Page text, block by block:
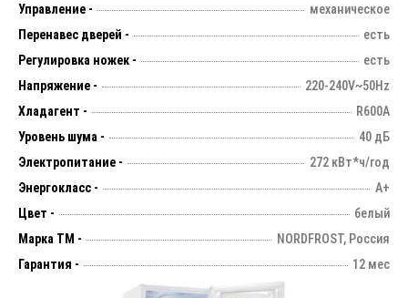
Управление -
механическое
Перенавес дверей -
есть
Регулировка ножек -
есть
Напряжение -
220-240V~50Hz
Хладагент -
R600A
Уровень шума -
40 дБ
Электропитание -
272 кВт*ч/год
Энергокласс -
А+
Цвет -
белый
Марка ТМ -
NORDFROST, Россия
Гарантия -
12 мес